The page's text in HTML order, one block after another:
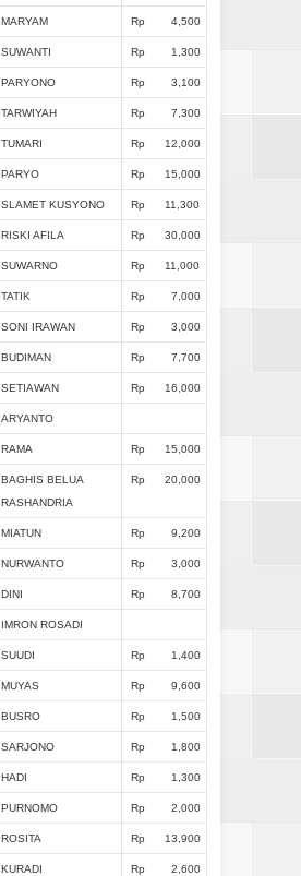
MARYAM Rp 4,500
SUWANTI Rp 1,300
PARYONO Rp 3,100
TARWIYAH Rp 7,300
TUMARI Rp 12,000
PARYO Rp 15,000
SLAMET KUSYONO Rp 11,300
RISKI AFILA Rp 30,000
SUWARNO Rp 11,000
TATIK Rp 7,000
SONI IRAWAN Rp 3,000
BUDIMAN Rp 7,700
SETIAWAN Rp 16,000
ARYANTO
RAMA Rp 15,000
BAGHIS BELUA
RASHANDRIA
Rp 20,000
MIATUN Rp 9,200
NURWANTO Rp 3,000
DINI Rp 8,700
IMRON ROSADI
SUUDI Rp 1,400
MUYAS Rp 9,600
BUSRO Rp 1,500
SARJONO Rp 1,800
HADI Rp 1,300
PURNOMO Rp 2,000
ROSITA Rp 13,900
KURADI Rp 2,600